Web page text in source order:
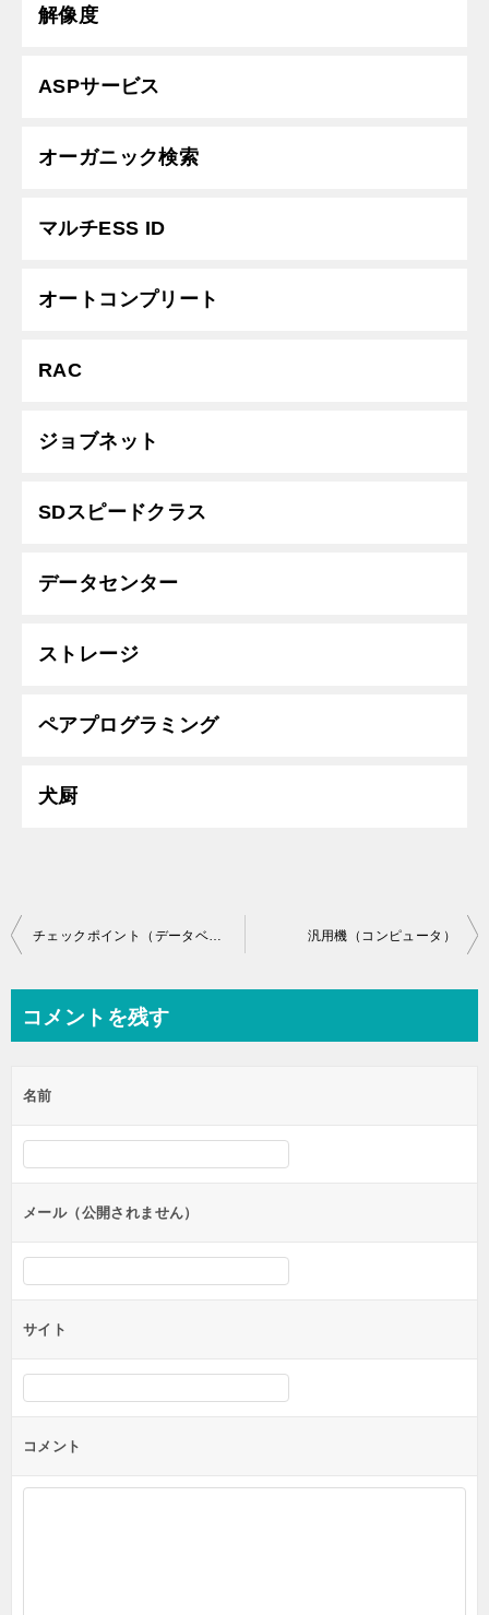
解像度
ASPサービス
オーガニック検索
マルチESS ID
オートコンプリート
RAC
ジョブネット
SDスピードクラス
データセンター
ストレージ
ペアプログラミング
犬厨
投
ビ
ー
シ
ン
チェックポイント（データベース） 汎用機（コンピュータ）
コメントを残す
名前
メール（公開されません）
サイト
コメント